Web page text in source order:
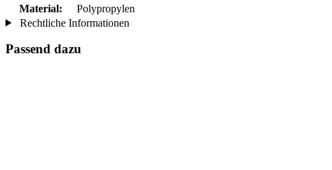
Material:
Polypropylen
Rechtliche Informationen
Passend dazu